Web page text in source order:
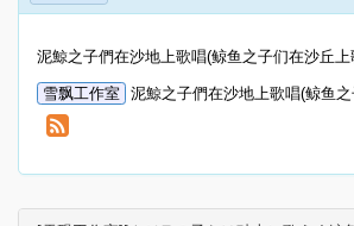
泥鯨之子們在沙地上歌唱(鲸鱼之子们在沙丘上
雪飘工作室 泥鯨之子們在沙地上歌唱(鲸鱼